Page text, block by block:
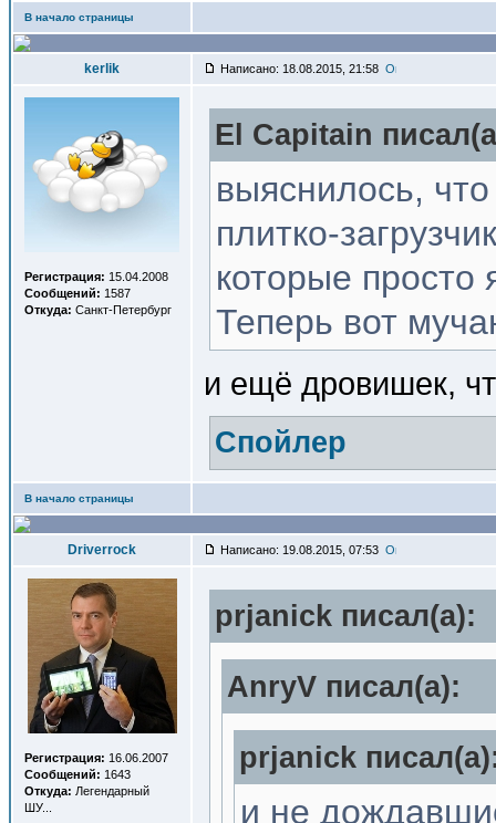
В начало страницы
kerlik Написано: 18.08.2015, 21:58
Регистрация: 15.04.2008
Сообщений: 1587
Откуда: Санкт-Петербург
El Capitain
выяснилось,
плитко-
которые
Теперь вот
и ещё дровишек,
Спойлер
В начало страницы
Driverrock Написано: 19.08.2015, 07:53
Регистрация: 16.06.2007
Сообщений: 1643
Откуда: Легендарный
ШУ...
prjanick писал(a):
AnryV писал(a):
prjanick
и не